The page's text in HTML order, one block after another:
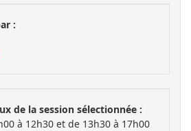
:
de la session sélectionnée :
à 12h30 et de 13h30 à 17h00